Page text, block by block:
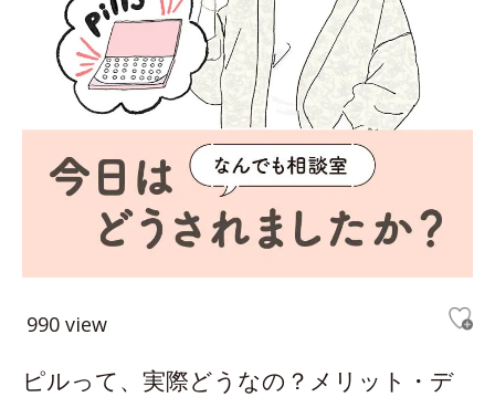
990 view
ピルって、実際どうなの？メリット・デ